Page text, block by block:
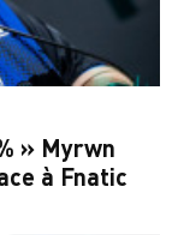
» Myrwn
à Fnatic